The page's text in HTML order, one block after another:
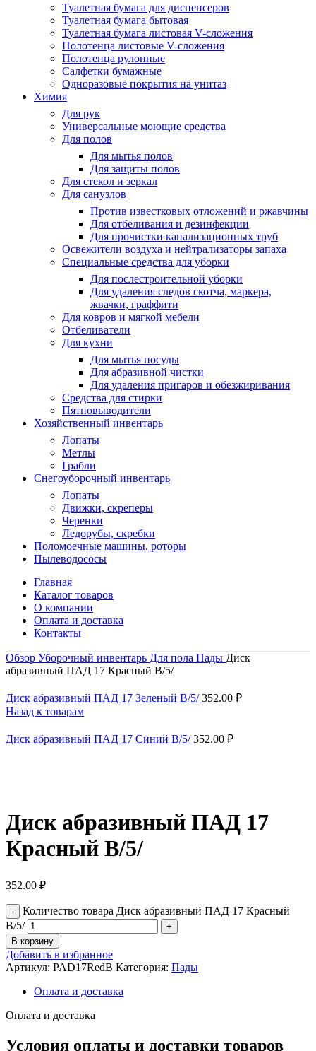
Туалетная бумага для диспенсеров
Туалетная бумага бытовая
Туалетная бумага листовая V-сложения
Полотенца листовые V-сложения
Полотенца рулонные
Салфетки бумажные
Одноразовые покрытия на унитаз
Химия
Для рук
Универсальные моющие средства
Для полов
Для мытья полов
Для защиты полов
Для стекол и зеркал
Для санузлов
Против известковых отложений и ржавчины
Для отбеливания и дезинфекции
Для прочистки канализационных труб
Освежители воздуха и нейтрализаторы запаха
Специальные средства для уборки
Для послестроительной уборки
Для удаления следов скотча, маркера,
жвачки, граффити
Для ковров и мягкой мебели
Отбеливатели
Для кухни
Для мытья посуды
Для абразивной чистки
Для удаления пригаров и обезжиривания
Средства для стирки
Пятновыводители
Хозяйственный инвентарь
Лопаты
Метлы
Грабли
Снегоуборочный инвентарь
Лопаты
Движки, скреперы
Черенки
Ледорубы, скребки
Поломоечные машины, роторы
Пылеводососы
Главная
Каталог товаров
О компании
Оплата и доставка
Контакты
Обзор Уборочный инвентарь Для пола Пады Диск
абразивный ПАД 17 Красный В/5/
Диск абразивный ПАД 17 Зеленый В/5/352.00 ₽
Назад к товарам
Диск абразивный ПАД 17 Синий В/5/352.00 ₽
Диск абразивный ПАД 17
Красный В/5/
352.00 ₽
Количество товара Диск абразивный ПАД 17 Красный
В/5/
В корзину
Добавить в избранное
Артикул: PAD17RedB Категория: Пады
Оплата и доставка
Оплата и доставка
Условия оплаты и доставки товаров